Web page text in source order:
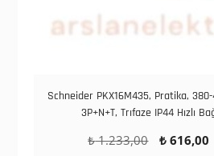
Schneider PKX16M435, Pratika,
3P+N+T, Trıfaze IP44 Hızlı
₺1.233,00
Orijinal
₺ 616,00